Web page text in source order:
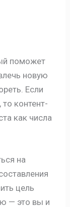
поможет
новую
Если
контент-
как числа
на
цель
— это вы и